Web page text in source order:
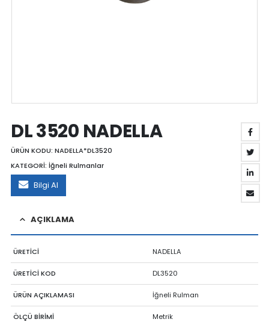
DL 3520 NADELLA
ÜRÜN KODU: NADELLA*DL3520
KATEGORİ: İğneli Rulmanlar
Bilgi Al
AÇIKLAMA
ÜRETİCİ NADELLA
ÜRETİCİ KOD DL3520
ÜRÜN AÇIKLAMASI İğneli Rulman
ÖLÇÜ BİRİMİ Metrik